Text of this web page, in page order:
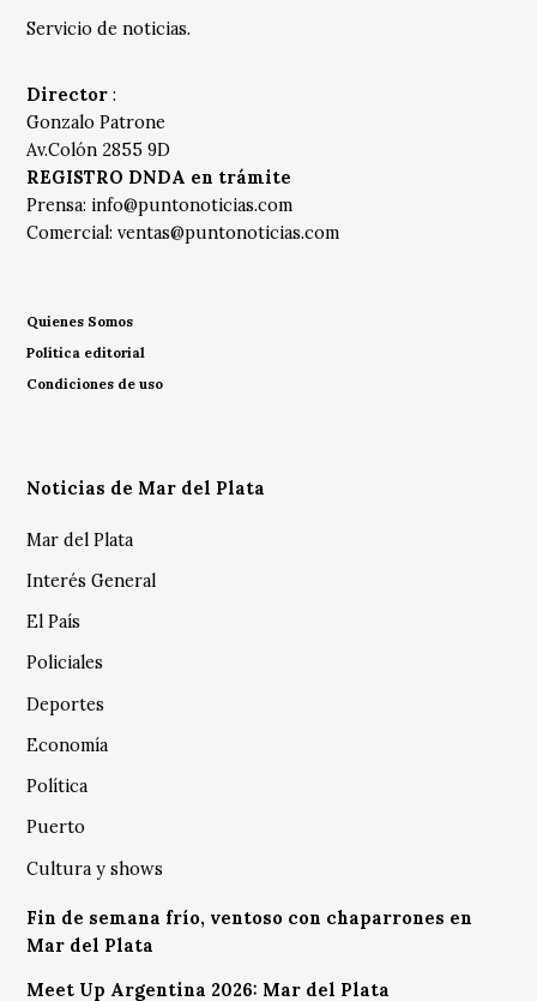
Servicio de noticias.
Director :
Gonzalo Patrone
Av.Colón 2855 9D
REGISTRO DNDA en trámite
Prensa: info@puntonoticias.com
Comercial:ventas@puntonoticias.com
Quienes Somos
Política editorial
Condiciones de uso
Noticias de Mar del Plata
Mar del Plata
Interés General
El País
Policiales
Deportes
Economía
Política
Puerto
Cultura y shows
Fin de semana frío, ventoso con chaparrones en
Mar del Plata
Meet Up Argentina 2026: Mar del Plata